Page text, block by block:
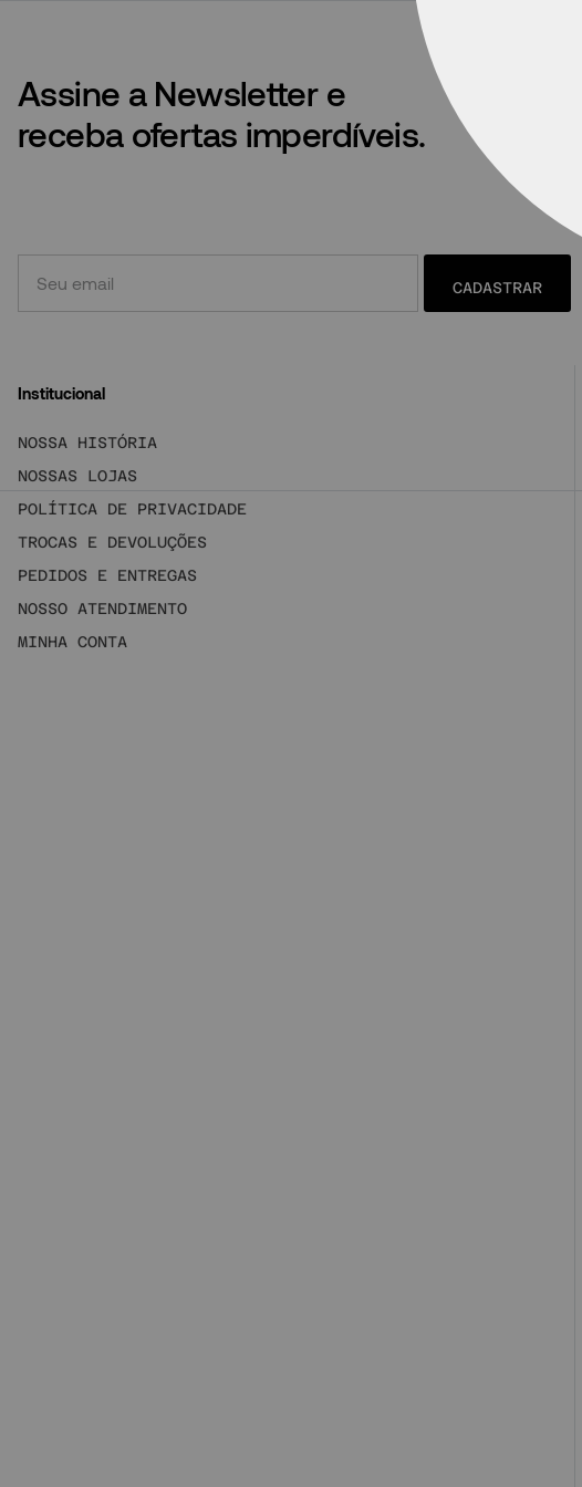
Assine a Newsletter e
receba ofertas imperdíveis.
CADASTRAR
Institucional
NOSSA HISTÓRIA
NOSSAS LOJAS
POLÍTICA DE PRIVACIDADE
TROCAS E DEVOLUÇÕES
PEDIDOS E ENTREGAS
NOSSO ATENDIMENTO
MINHA CONTA